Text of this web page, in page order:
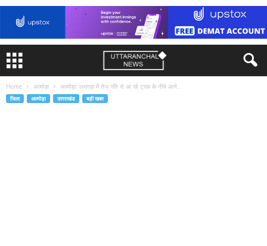
Home अल्मोड़ा अल्मोड़ा: लमगड़ा में तेज गति से आ रहे ट्रक के नीचे आने...
जिला अल्मोड़ा उत्तराखंड बड़ी खबर